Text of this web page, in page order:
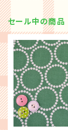
セール中の商品